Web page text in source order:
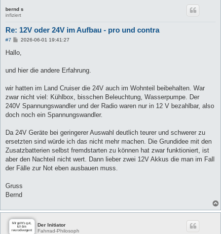
bernd s
infiziert
Re: 12V oder 24V im Aufbau - pro und contra
#7
B
i
a
2026-06-01 19:41:27
Hallo,
und hier die andere Erfahrung.
wir hatten im Land Cruiser die 24V auch im Wohnteil beibehalten. War
zwar nicht viel: Kühlbox, bisschen Beleuchtung, Wasserpumpe. Der
240V Spannungswandler und der Radio waren nur in 12 V bezahlbar, also
doch noch ein Spannungswandler.
Da 24V Geräte bei geringerer Auswahl deutlich teurer und schwerer zu
ersetzten sind würde ich das nicht mehr machen. Die Grundidee mit den
Zusatzbatterien selbst fremdstarten zu können hat zwar funktioniert, ist
aber den Nachteil nicht wert. Dann lieber zwei 12V Akkus die man im Fall
der Fälle zur Not eben ausbauen muss.
Gruss
Bernd
Der Initiator
Fahrrad-Philosoph